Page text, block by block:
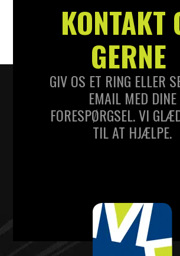
KONTAKT
GERNE
GIV OS ET RING ELLER
EMAIL MED DINE
FORESPØRGSEL. VI
TIL AT HJÆLPE.